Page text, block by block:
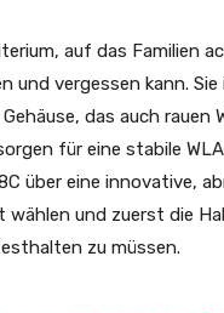
auf das Familien
und vergessen kann.
das auch
für eine stabile
über eine innovative,
und zuerst die
zu müssen.